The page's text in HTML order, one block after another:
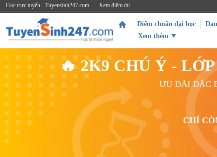
Học trực tuyến - Tuyensinh247.com Xem điểm thi
Điểm chuẩn đại học
Xem thêm
🔥 2K9 CHÚ Ý -
ƯU ĐÃI ĐẶC
CHỈ